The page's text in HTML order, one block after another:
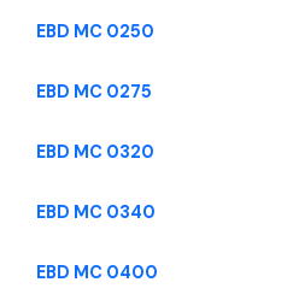
EBD MC 0250
EBD MC 0275
EBD MC 0320
EBD MC 0340
EBD MC 0400